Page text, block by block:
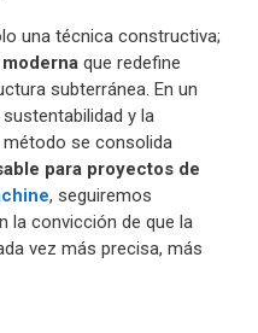
una técnica constructiva;
que redefine
subterránea. En un
y la
se consolida
para proyectos de
, seguiremos
la convicción de que la
vez más precisa, más